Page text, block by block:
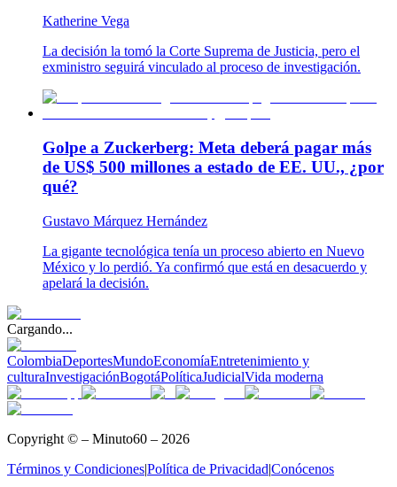
Katherine Vega
La decisión la tomó la Corte Suprema de Justicia, pero el
exministro seguirá vinculado al proceso de investigación.
Golpe a Zuckerberg: Meta deberá pagar más
de US$ 500 millones a estado de EE. UU., ¿por
qué?
Gustavo Márquez Hernández
La gigante tecnológica tenía un proceso abierto en Nuevo
México y lo perdió. Ya confirmó que está en desacuerdo y
apelará la decisión.
Cargando...
ColombiaDeportesMundoEconomíaEntretenimiento y
culturaInvestigaciónBogotáPolíticaJudicialVida moderna
Copyright © – Minuto60 – 2026
Términos y Condiciones|Política de Privacidad|Conócenos